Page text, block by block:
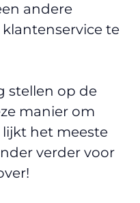
andere
te
stellen op de
manier om
het meeste
verder voor